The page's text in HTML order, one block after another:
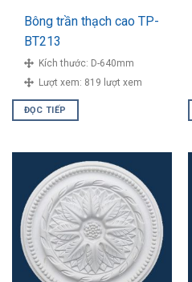
Bông trần thạch cao TP-
BT213
Kích thước: D-640mm
Lượt xem: 819 lượt xem
ĐỌC TIẾP